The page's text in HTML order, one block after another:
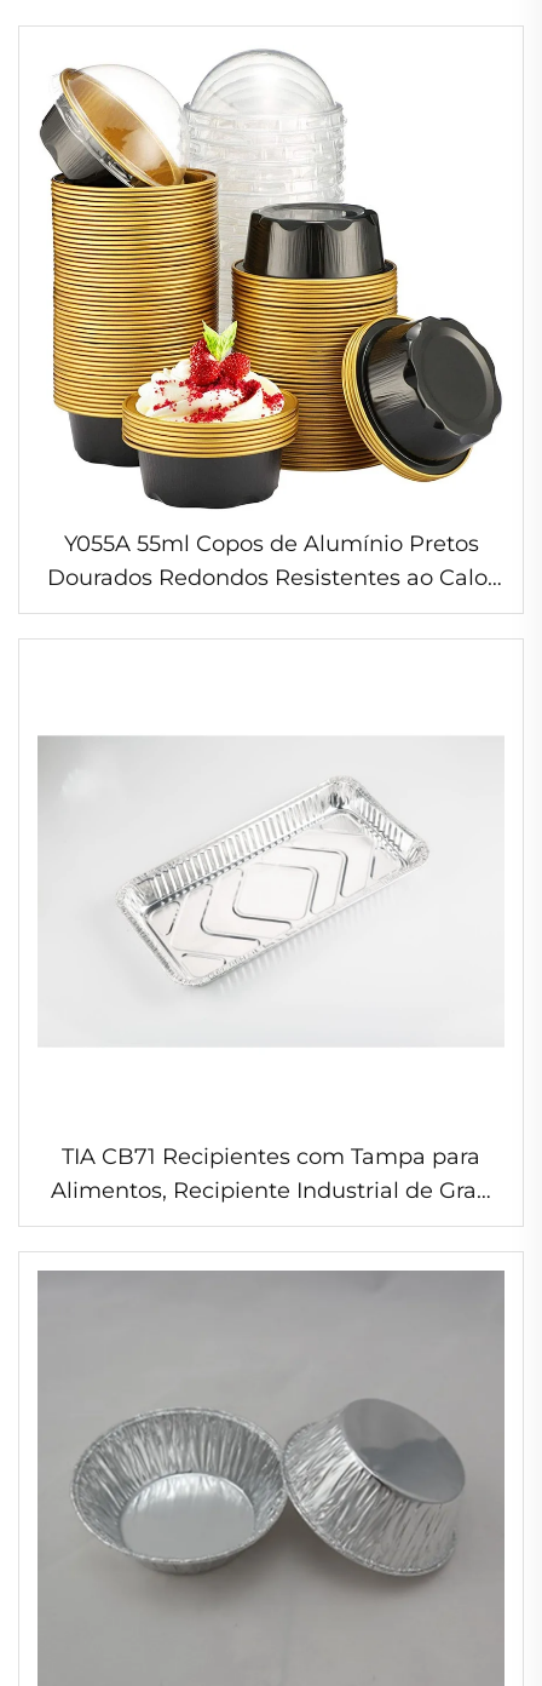
Y055A 55ml Copos de Alumínio Pretos
Dourados Redondos Resistentes ao Calor
para Cupcakes, Doces e Bandejas de
Sobremesa para Restaurantes e Catering
TIA CB71 Recipientes com Tampa para
Alimentos, Recipiente Industrial de Grau
Alimentício 2230ml, Recipiente de Folha
de Alumínio